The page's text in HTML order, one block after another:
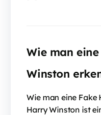
Wie man
Winston
Wie man eine
Harry Winston ist